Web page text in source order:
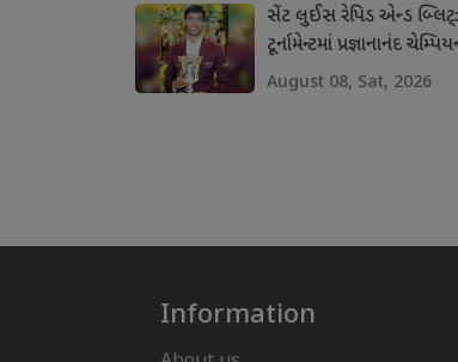
સેંટ લુઈસ રેપિડ એન્ડ
ટૂર્નામેન્ટમાં પ્રજ્ઞાનાનંદ
August 08, Sat, 2026
Information